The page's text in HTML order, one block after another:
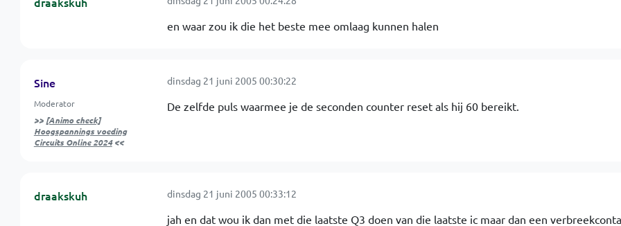
en waar zou ik die het beste mee omlaag kunnen halen
Sine
Moderator
>> [Animo check]
Hoogspannings voeding
Circuits Online 2024<<
dinsdag 21 juni 2005 00:30:22
De zelfde puls waarmee je de seconden counter reset als hij 60 bereikt.
draakskuh dinsdag 21 juni 2005 00:33:12
jah en dat wou ik dan met die laatste Q3 doen van die laatste ic maar dan een